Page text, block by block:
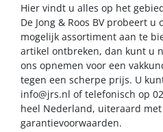
Hier vindt u alles op het
De Jong & Roos BV probeert
mogelijk assortiment aan te
artikel ontbreken, dan kunt u
ons opnemen voor een
tegen een scherpe prijs. U
info@jrs.nl of telefonisch op
heel Nederland, uiteraard
garantievoorwaarden.